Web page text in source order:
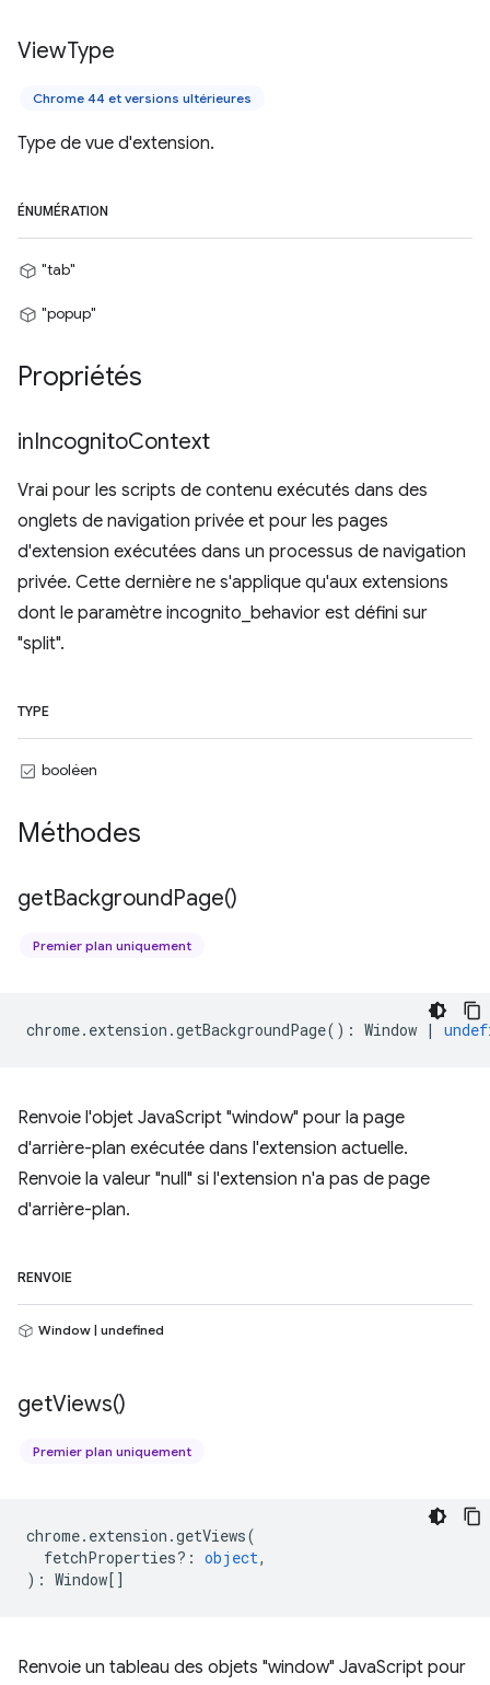
ViewType
Chrome 44 et versions ultérieures
Type de vue d'extension.
ÉNUMÉRATION
"tab"
"popup"
Propriétés
inIncognitoContext
Vrai pour les scripts de contenu exécutés dans des
onglets de navigation privée et pour les pages
d'extension exécutées dans un processus de navigation
privée. Cette dernière ne s'applique qu'aux extensions
dont le paramètre incognito_behavior est défini sur
"split".
TYPE
booléen
Méthodes
getBackgroundPage()
Premier plan uniquement
chrome. extension .getBackgroundPage() : Window |
Renvoie l'objet JavaScript "window" pour la page
d'arrière-plan exécutée dans l'extension actuelle.
Renvoie la valeur "null" si l'extension n'a pas de page
d'arrière-plan.
RENVOIE
Window | undefined
getViews()
Premier plan uniquement
chrome. extension .getViews(
fetchProperties? : object,
) : Window[]
Renvoie un tableau des objets "window" JavaScript pour